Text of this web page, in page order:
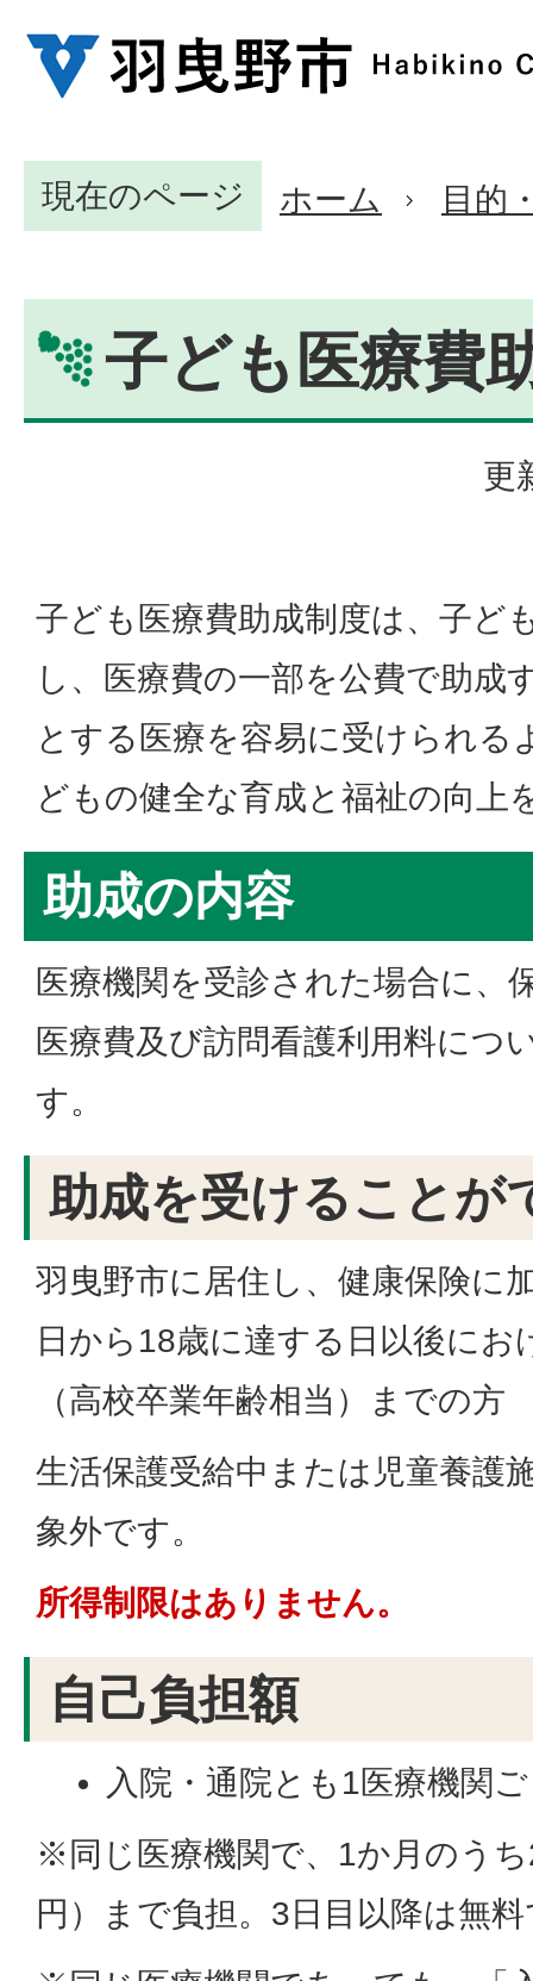
現在のページ ホーム 目的
子ども医療費
更
子ども医療費助成制度は、子ど
し、医療費の一部を公費で助成
とする医療を容易に受けられる
どもの健全な育成と福祉の向上
助成の内容
医療機関を受診された場合に、
医療費及び訪問看護利用料につ
す。
助成を受けることが
羽曳野市に居住し、健康保険に
日から18歳に達する日以後にお
（高校卒業年齢相当）までの方
生活保護受給中または児童養護
象外です。
所得制限はありません。
自己負担額
入院・通院とも1医療機関
※同じ医療機関で、1か月のう
円）まで負担。3日目以降は無